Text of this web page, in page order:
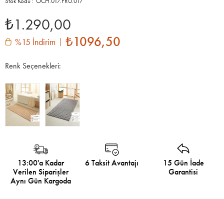
₺1.290,00
%15 İndirim ₺1096,50
Renk Seçenekleri:
13:00'a Kadar
Verilen Siparişler
Aynı Gün Kargoda
6 Taksit Avantajı
15 Gün İade
Garantisi